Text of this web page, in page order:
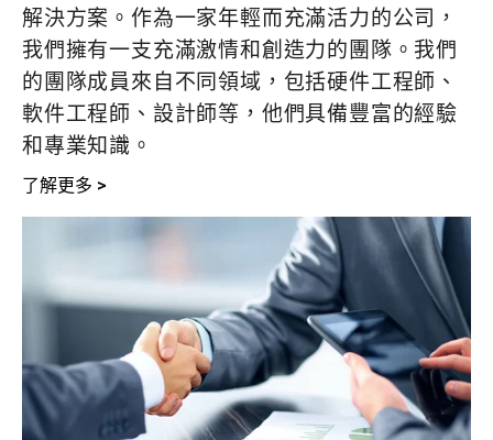
解決方案。作為一家年輕而充滿活力的公司，
我們擁有一支充滿激情和創造力的團隊。我們
的團隊成員來自不同領域，包括硬件工程師、
軟件工程師、設計師等，他們具備豐富的經驗
和專業知識。
了解更多 >